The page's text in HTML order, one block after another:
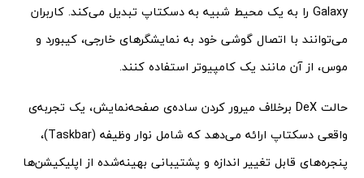
Galaxy را به یک محیط شبیه به دسکتاپ تبدیل می‌کند. کاربران
می‌توانند با اتصال گوشی خود به نمایشگرهای خارجی، کیبورد و
موس، از آن مانند یک کامپیوتر استفاده کنند.
حالت DeX برخلاف میرور کردن ساده‌ی صفحه‌نمایش، یک تجربه‌ی
واقعی دسکتاپ ارائه می‌دهد که شامل نوار وظیفه (Taskbar)،
پنجره‌های قابل تغییر اندازه و پشتیبانی بهینه‌شده از اپلیکیشن‌ها